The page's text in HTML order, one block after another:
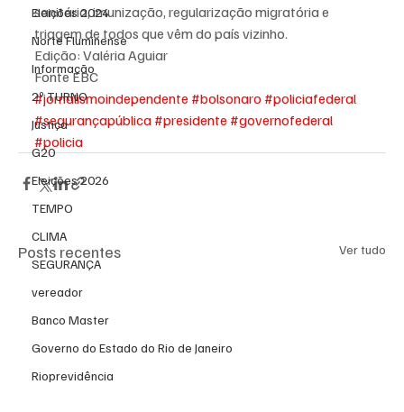
Eleições 2024
Norte Fluminense
Informação
2º TURNO
Justiça
G20
Eleições 2026
TEMPO
CLIMA
SEGURANÇA
vereador
Banco Master
Governo do Estado do Rio de Janeiro
Rioprevidência
sanitária, imunização, regularização migratória e
triagem de todos que vêm do país vizinho.
Edição: Valéria Aguiar
Fonte EBC
#jornalismoindependente #bolsonaro #policiafederal
#segurançapública #presidente #governofederal
#policia
Posts recentes Ver tudo